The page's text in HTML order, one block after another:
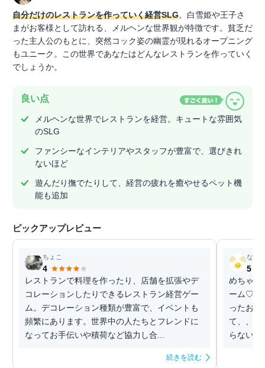
自分だけのレストランを作っていく経営SLG。白雪姫や王子さ
まがお客様として訪れる、メルヘンな世界観が特徴です。貧乏だ
った主人公のもとに、突然コック姿の幽霊が現れるオープニング
もユニーク。この世界であなたはどんなレストランを作っていく
でしょうか。
良い点
メルヘンな世界でレストランを経営。キュートな雰囲気
のSLG
ファンシーなインテリアやスタッフが豊富で、選びきれ
ないほど
遊んだり撫でたりして、経営の疲れを癒やせるペット機
能も追加
ピックアップレビュー
ちょこ
4
レストランで料理を作ったり、店舗を拡張やデ
コレーションしたりできるレストラン経営ゲー
ム。デコレーション種類が豊富で、イベントも
頻繁にあります。世界中の人たちとフレンドに
なってお手伝いや積荷など協力し合...
続きを読む
なま
5
めちゃく
ーム♡料
ったお
て、、や
らない